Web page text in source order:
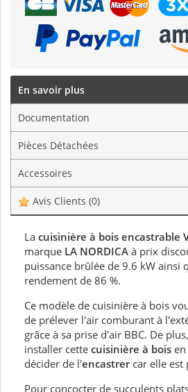
En savoir plus
Documentation
Pièces Détachées
Accessoires
Avis Clients (0)
La cuisinière à bois encastrable
marque LA NORDICA à prix
puissance brûlée de 9.6 kW ainsi
rendement de 86 %.
Ce modèle de cuisinière à bois
de prélever l'air comburant à
grâce à sa prise d'air BBC. De
installer cette cuisinière à bois en
décider de l'encastrercar elle est
Pour concocter de succulents